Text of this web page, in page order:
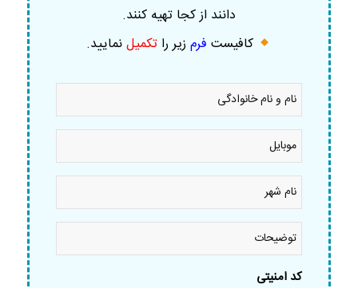
دانند از کجا تهیه کنند.
کافیست فرم زیر را تکمیلنمایید.
نام
نام
خانوادگی
موبایل
نام
شهر *
توضیحات
کد امنیتی